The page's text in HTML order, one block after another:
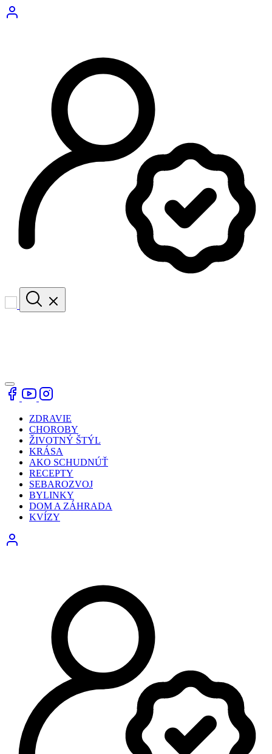
ZDRAVIE
CHOROBY
ŽIVOTNÝ ŠTÝL
KRÁSA
AKO SCHUDNÚŤ
RECEPTY
SEBAROZVOJ
BYLINKY
DOM A ZÁHRADA
KVÍZY